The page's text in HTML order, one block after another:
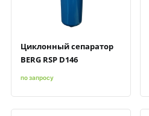
Циклонный сепаратор
BERG RSP D146
по запросу